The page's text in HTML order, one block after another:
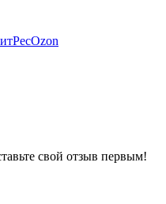
Ozon
свой отзыв первым!